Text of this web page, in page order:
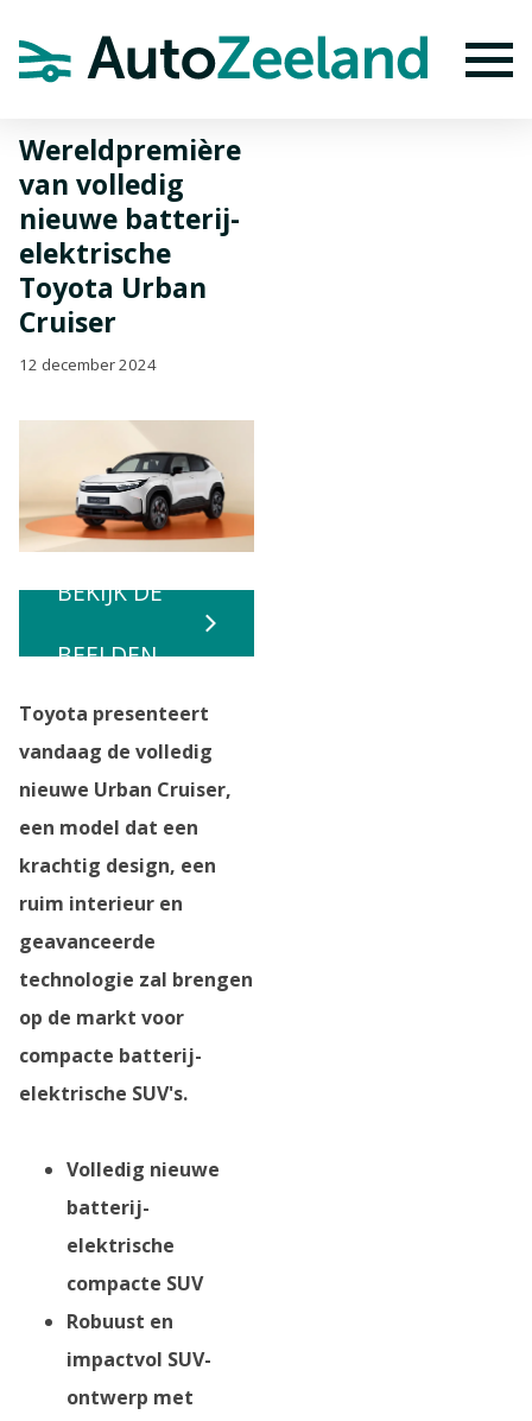
elektrische Toyota Urban Cruiser
Wereldpremière
van volledig
nieuwe batterij-
elektrische
Toyota Urban
Cruiser
12 december 2024
BEKIJK DE
BEELDEN
Toyota presenteert
vandaag de volledig
nieuwe Urban Cruiser,
een model dat een
krachtig design, een
ruim interieur en
geavanceerde
technologie zal brengen
op de markt voor
compacte batterij-
elektrische SUV's.
Volledig nieuwe
batterij-
elektrische
compacte SUV
Robuust en
impactvol SUV-
ontwerp met